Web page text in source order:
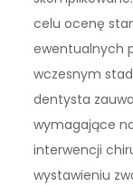
celu ocenę
ewentualnych
wczesnym
dentysta
wymagające
interwencji
wystawieniu